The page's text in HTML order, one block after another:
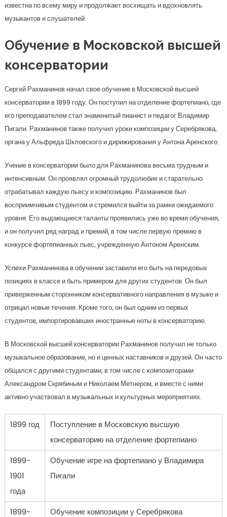
известна по всему миру и продолжает восхищать и вдохновлять
музыкантов и слушателей.
Обучение в Московской высшей
консерватории
Сергей Рахманинов начал свое обучение в Московской высшей
консерватории в 1899 году. Он поступил на отделение фортепиано, где
его преподавателем стал знаменитый пианист и педагог Владимир
Пигали. Рахманинов также получил уроки композиции у Серебрякова,
органа у Альфреда Шкловского и дирижирования у Антона Аренского.
Учение в консерватории было для Рахманинова весьма трудным и
интенсивным. Он проявлял огромный трудолюбие и старательно
отрабатывал каждую пьесу и композицию. Рахманинов был
восприимчивым студентом и стремился выйти за рамки ожидаемого
уровня. Его выдающиеся таланты проявились уже во время обучения,
и он получил ряд наград и премий, в том числе первую премию в
конкурсе фортепианных пьес, учрежденную Антоном Аренским.
Успехи Рахманинова в обучении заставили его быть на передовых
позициях в классе и быть примером для других студентов. Он был
приверженным сторонником консервативного направления в музыке и
отрицал новые течения. Кроме того, он был одним из первых
студентов, импортировавших иностранные ноты в консерваторию.
В Московской высшей консерватории Рахманинов получил не только
музыкальное образование, но и ценных наставников и друзей. Он часто
общался с другими студентами, в том числе с композиторами
Александром Скрябиным и Николаем Метнером, и вместе с ними
активно участвовал в музыкальных и культурных мероприятиях.
1899 год
Поступление в Московскую высшую
консерваторию на отделение фортепиано
1899-
1901
года
Обучение игре на фортепиано у Владимира
Пигали
1899- Обучение композиции у Серебрякова